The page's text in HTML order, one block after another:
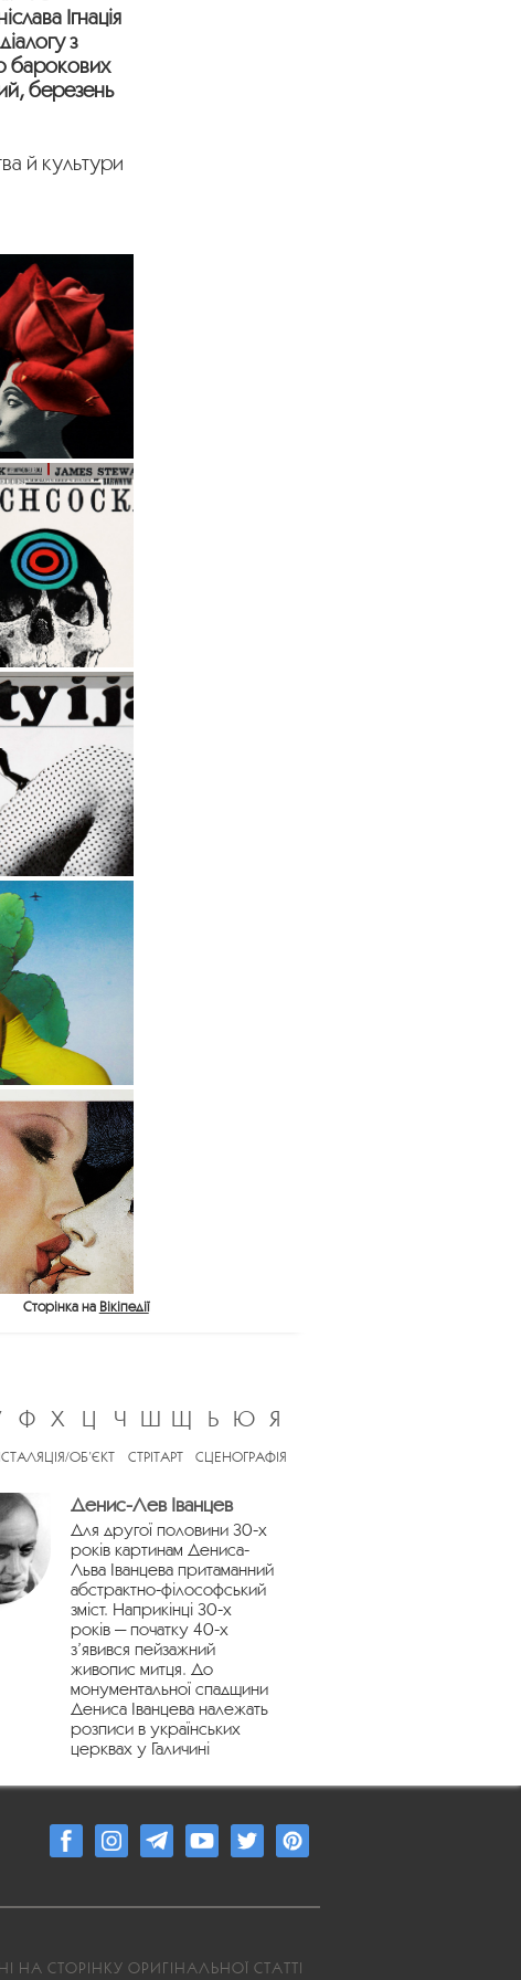
Ігнація
з
барокових
березень
й культури
Сторінка на Вікіпедії
Ф Х Ц Ч Ш Щ Ь Ю Я
ОБ’ЄКТ СТРІТАРТ СЦЕНОГРАФІЯ
Денис-Лев Іванцев
Для другої половини 30-х
років картинам Дениса-
Льва Іванцева притаманний
абстрактно-філософський
зміст. Наприкінці 30-х
років — початку 40-х
з’явився пейзажний
живопис митця. До
монументальної спадщини
Дениса Іванцева належать
розписи в українських
церквах у Галичині
СТОРІНКУ ОРИГІНАЛЬНОЇ СТАТТІ